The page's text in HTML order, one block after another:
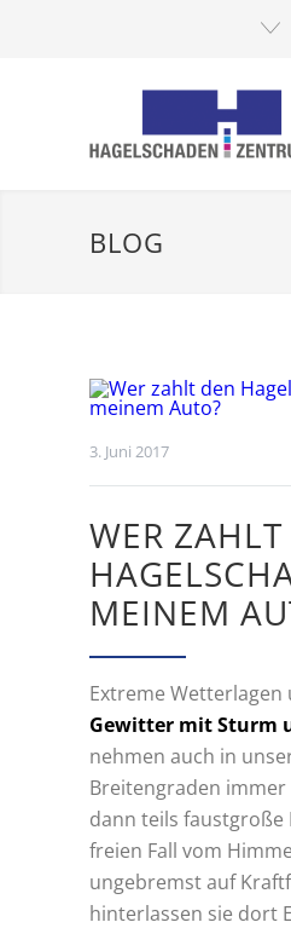
BLOG
3. Juni 2017
WER
MEINEM
Extreme Wetterlagen
Gewitter mit Sturm
nehmen auch in
Breitengraden immer
dann teils faustgroße
freien Fall vom
ungebremst auf
hinterlassen sie dort